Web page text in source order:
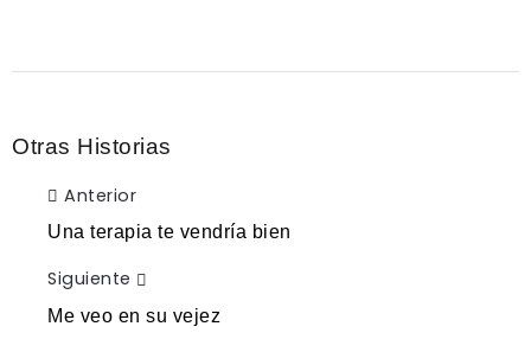
Otras Historias
Anterior
Una terapia te vendría bien
Siguiente
Me veo en su vejez